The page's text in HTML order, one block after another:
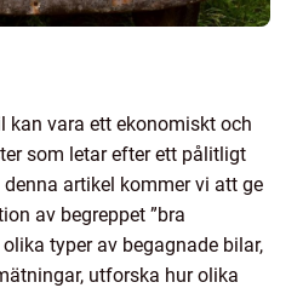
kan vara ett ekonomiskt och
som letar efter ett pålitligt
artikel kommer vi att ge
av begreppet ”bra
typer av begagnade bilar,
utforska hur olika